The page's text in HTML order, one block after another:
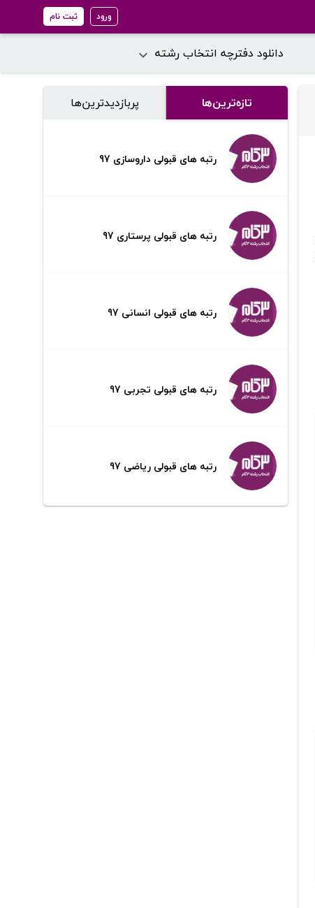
ورود ثبت نام
دانلود دفترچه انتخاب رشته
تازه‌ترین‌ها پر‌بازدیدترین‌ها
رتبه های قبولی داروسازی 97
رتبه های قبولی پرستاری 97
رتبه های قبولی انسانی 97
رتبه های قبولی تجربی 97
رتبه های قبولی ریاضی 97